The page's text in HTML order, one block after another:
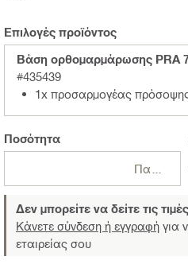
Επιλογές προϊόντος
Βάση ορθομαρμάρωσης PRA
#435439
1x προσαρμογέας
Ποσότητα
Δεν μπορείτε να δείτε τις
Κάνετε σύνδεση ή εγγραφή για
εταιρείας σου